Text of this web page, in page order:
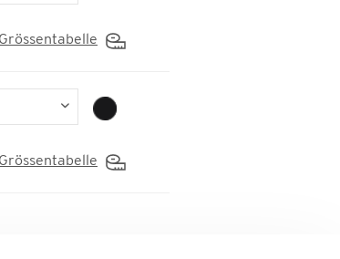
Grössentabelle
Grössentabelle